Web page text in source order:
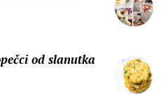
od slanutka